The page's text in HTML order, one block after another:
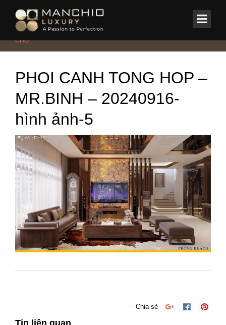
Home/Nhà phố/MR.BINH’S HOME – BIỂU TƯỢNG VẺ ĐẸP GỖ ÓC
CHÓ
PHOI CANH TONG HOP –
MR.BINH – 20240916-
hình ảnh-5
Chia sẻ